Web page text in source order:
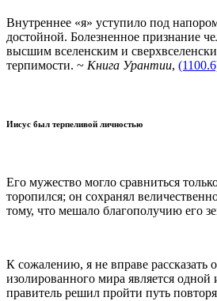
Внутреннее «я» уступило под
достойной. Болезненное признание
высшим вселенским и
терпимости. ~ Книга Урантии,
Иисус был терпеливой личностью
Его мужество могло сравниться
торопился; он сохранял
тому, что мешало благополучию его
К сожалению, я не вправе
изолированного мира является
правитель решил пройти путь